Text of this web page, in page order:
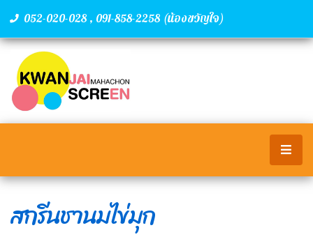
052-020-028 , 091-858-2258 (น้องขวัญใจ)
สกรีนชานมไข่มุก